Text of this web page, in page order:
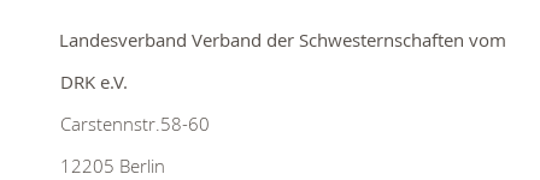
Landesverband Verband der Schwesternschaften vom
DRK e.V.
Carstennstr.58-60
12205 Berlin